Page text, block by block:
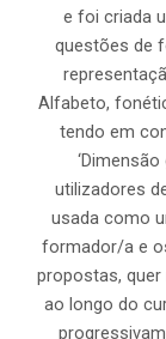
e foi criada
questões de
Alfabeto,
tendo em
utilizadores
usada como
formador/a e
propostas, quer
ao longo do